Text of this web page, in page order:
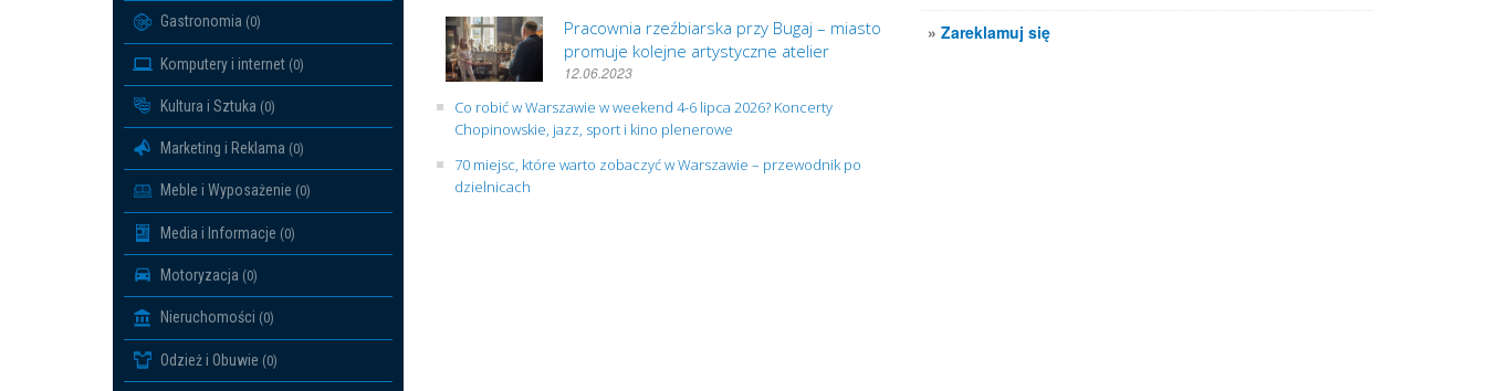
Gastronomia (0)
Komputery i internet (0)
Kultura i Sztuka (0)
Marketing i Reklama (0)
Meble i Wyposażenie (0)
Media i Informacje (0)
Motoryzacja (0)
Nieruchomości (0)
Odzież i Obuwie (0)
Pracownia rzeźbiarska przy Bugaj – miasto
promuje kolejne artystyczne atelier
12.06.2023
Co robić w Warszawie w weekend 4-6 lipca 2026? Koncerty
Chopinowskie, jazz, sport i kino plenerowe
70 miejsc, które warto zobaczyć w Warszawie – przewodnik po
dzielnicach
»Zareklamuj się